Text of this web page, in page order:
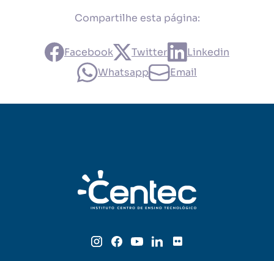
Compartilhe esta página:
Facebook Twitter
Linkedin
Whatsapp
Email